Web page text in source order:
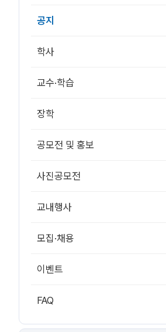
공지
학사
교수·학습
장학
공모전 및 홍보
사진공모전
교내행사
모집·채용
이벤트
FAQ